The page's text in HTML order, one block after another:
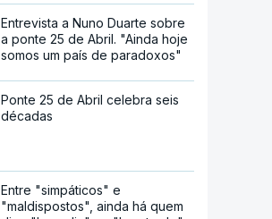
Entrevista a Nuno Duarte sobre
a ponte 25 de Abril. "Ainda hoje
somos um país de paradoxos"
Ponte 25 de Abril celebra seis
décadas
Entre "simpáticos" e
"maldispostos", ainda há quem